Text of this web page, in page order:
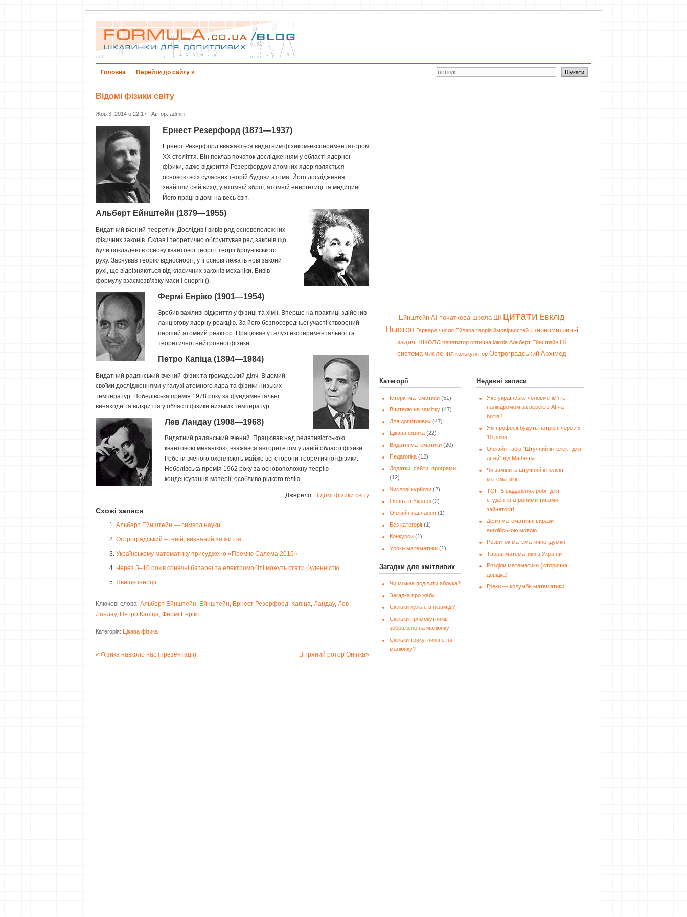
Головна Перейти до сайту »
Відомі фізики світу
Жов 3, 2014 о 22:17 | Автор: admin
Ернест Резерфорд (1871—1937)
Ернест Резерфорд вважається видатним фізиком-експериментатором
ХХ століття. Він поклав початок дослідженням у області ядерної
фізики, адже відкриття Резерфордом атомних ядер являється
основою всіх сучасних теорій будови атома. Його дослідження
знайшли свій вихід у атомній зброї, атомній енергетиці та медицині.
Його праці відомі на весь світ.
Альберт Ейнштейн (1879—1955)
Видатний вчений-теоретик. Дослідив і вивів ряд основоположних
фізичних законів. Склав і теоретично обґрунтував ряд законів що
були покладені в основу квантової теорії і теорії броунівського
руху. Заснував теорію відносності, у її основі лежать нові закони
рухі, що відрізняються від класичних законів механіки. Вивів
формулу взаємозв’язку маси і енергії ().
Фермі Енріко (1901—1954)
Зробив важливі відкриття у фізиці та хімії. Вперше на практиці здійснив
ланцюгову ядерну реакцію. За його безпосередньої участі створений
перший атомний реактор. Працював у галузі експериментальної та
теоретичної нейтронної фізики.
Петро Капіца (1894—1984)
Видатний радянський вчений-фізик та громадський діяч. Відомий
своїми дослідженнями у галузі атомного ядра та фізики низьких
температур. Нобелівська премія 1978 року за фундаментальні
винаходи та відкриття у області фізики низьких температур.
Лев Ландау (1908—1968)
Видатний радянський вчений. Працював над релятивістською
квантовою механікою, вважався авторитетом у даній області фізики.
Роботи вченого охоплюють майже всі сторони теоретичної фізики.
Нобелівська премія 1962 року за основоположну теорію
конденсування матерії, особливо рідкого гелію.
Джерело: Відомі фізики світу
Схожі записи
Альберт Ейнштейн — символ науки
Остроградський – геній, визнаний за життя
Українському математику присуджено «Премію Салема 2016»
Через 5–10 років сонячні батареї та електромобілі можуть стати буденністю
Явище інерції
Ключові слова: Альберт Ейнштейн, Ейнштейн, Ернест Резерфорд, Капіца, Ландау, Лев
Ландау, Петро Капіца, Фермі Енріко.
Категорія: Цікава фізика
Фізика навколо нас (презентації) Вітряний ротор Оніпка
Ейнштейн AI початкова школа ШІ цитати Евклід
Ньютон Гарвард число Ейлера теорія ймовірностей стереометричні
задачі школа репетитор оптична ілюзія Альберт Ейнштейн пі
система числення калькулятор Остроградський Архімед
Категорії
Історія математики (51)
Вчителю на замітку (47)
Для допитливих (47)
Цікава фізика (22)
Видатні математики (20)
Педагогіка (12)
Додатки, сайти, програми
(12)
Числові курйози (2)
Освіта в Україні (2)
Онлайн-навчання (1)
Без категорії (1)
Конкурси (1)
Уроки математики (1)
Загадки для кмітливих
Чи можна поділити яблука?
Загадка про жабу
Скільки куль є в піраміді?
Скільки прямокутників
зображено на малюнку
Скільки трикутників є на
малюнку?
Недавні записи
Яке українське чоловіче ім'я є
паліндромом за версією AI чат-
ботів?
Які професії будуть потрібні через 5-
10 років
Онлайн-табір "Штучний інтелект для
дітей" від Mathema
Чи замінить штучний інтелект
математиків
ТОП-5 віддалених робіт для
студентів із різними типами
зайнятості
Деякі математичні вирази
англійською мовою
Розвиток математичної думки
Творці математики з України
Розділи математики (історична
довідка)
Греки — колумби математики